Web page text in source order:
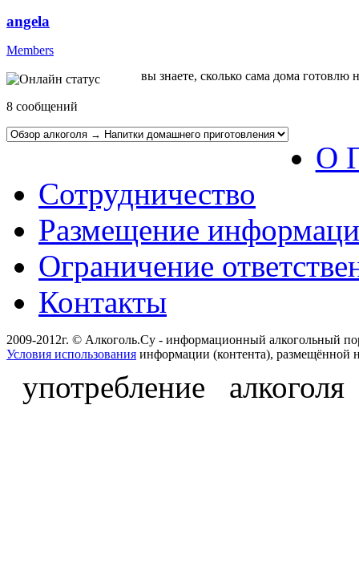
angela
Members
8 сообщений
вы знаете, сколько сама дома готовлю
О
Сотрудничество
Размещение
Ограничение
Контакты
2009-2012г. © Алкоголь.Су - информационный алкогольный
Условия использования информации (контента), размещённой
употребление